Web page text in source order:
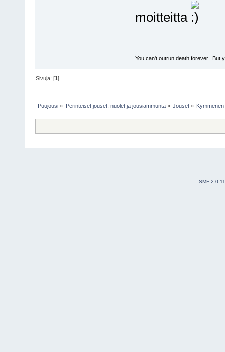
moitteitta
You can't outrun death forever.. But
Sivuja: [1]
Puujousi » Perinteiset jouset, nuolet ja jousiammunta» Jouset»
SMF 2.0.11